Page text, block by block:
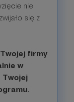
nie
się z
firmy
w